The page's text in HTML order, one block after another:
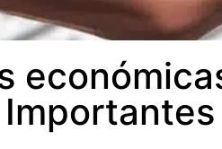
Importantes